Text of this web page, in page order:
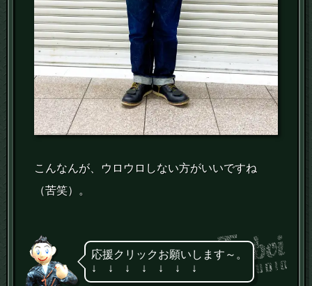
こんなんが、ウロウロしない方がいいですね
（苦笑）。
応援クリックお願いします～。
↓ ↓ ↓ ↓ ↓ ↓ ↓